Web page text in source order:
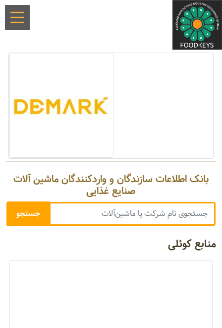
بانک اطلاعات سازندگان و واردکنندگان ماشین آلات
صنایع غذایی
منابع کوئلی